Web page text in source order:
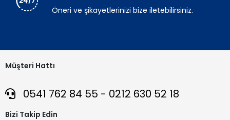
Öneri ve şikayetlerinizi bize iletebilirsiniz.
Müşteri Hattı
0541 762 84 55 - 0212 630 52 18
Bizi Takip Edin